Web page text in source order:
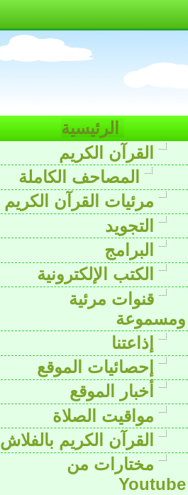
الرئيسية
القرآن الكريم
المصاحف الكاملة
مرئيات القرآن الكريم
التجويد
البرامج
الكتب الإلكترونية
قنوات مرئية
ومسموعة
إذاعتنا
إحصائيات الموقع
أخبار الموقع
مواقيت الصلاة
القرآن الكريم بالفلاش
مختارات من
Youtube